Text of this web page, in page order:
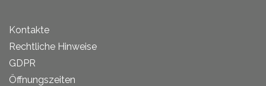
Kontakte
Rechtliche Hinweise
GDPR
Öffnungszeiten